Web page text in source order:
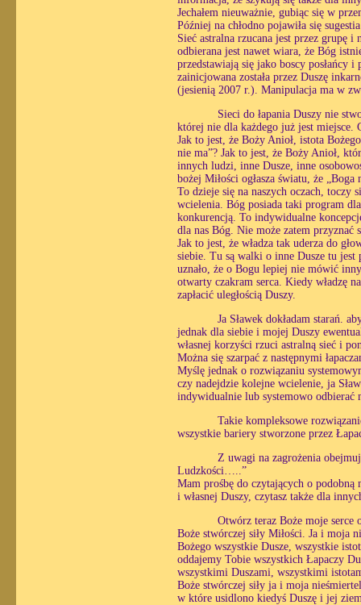
Jechałem nieuważnie, gubiąc się w
Później na chłodno pojawiła się
Sieć astralna rzucana jest przez grupę
odbierana jest nawet wiara, że Bóg
przedstawiają się jako boscy posłańcy
zainicjowana została przez Duszę
(jesienią 2007 r.). Manipulacja ma w
Sieci do łapania Duszy nie
której nie dla każdego już jest miejsce.
Jak to jest, że Boży Anioł, istota
nie ma”? Jak to jest, że Boży Anioł,
innych ludzi, inne Dusze, inne
bożej Miłości ogłasza światu, że „Boga
To dzieje się na naszych oczach, toczy
wcielenia. Bóg posiada taki program
konkurencją. To indywidualne
dla nas Bóg. Nie może zatem przyznać
Jak to jest, że władza tak uderza do
siebie. Tu są walki o inne Dusze tu jest
uznało, że o Bogu lepiej nie mówić
otwarty czakram serca. Kiedy władzę
zapłacić uległością Duszy.
Ja Sławek dokładam starań.
jednak dla siebie i mojej Duszy
własnej korzyści rzuci astralną sieć i
Można się szarpać z następnymi
Myślę jednak o rozwiązaniu
czy nadejdzie kolejne wcielenie, ja
indywidualnie lub systemowo
Takie kompleksowe
wszystkie bariery stworzone przez
Z uwagi na zagrożenia
Ludzkości…..”
Mam prośbę do czytających o
i własnej Duszy, czytasz także dla
Otwórz teraz Boże moje serce
Boże stwórczej siły Miłości. Ja i moja
Bożego wszystkie Dusze, wszystkie
oddajemy Tobie wszystkich Łapaczy
wszystkimi Duszami, wszystkimi
Boże stwórczej siły ja i moja
w które usidlono kiedyś Duszę i jej